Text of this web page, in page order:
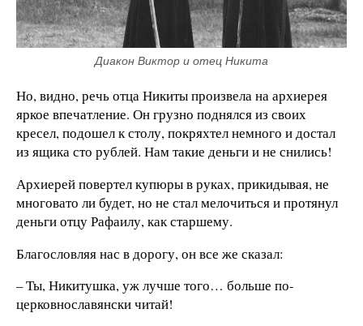
Диакон Виктор и отец Никита
Но, видно, речь отца Никиты произвела на архиерея
яркое впечатление. Он грузно поднялся из своих
кресел, подошел к столу, покряхтел немного и достал
из ящика сто рублей. Нам такие деньги и не снились!
Архиерей повертел купюры в руках, прикидывая, не
многовато ли будет, но не стал мелочиться и протянул
деньги отцу Рафаилу, как старшему.
Благословляя нас в дорогу, он все же сказал:
– Ты, Никитушка, уж лучше того… больше по-
церковнославянски читай!